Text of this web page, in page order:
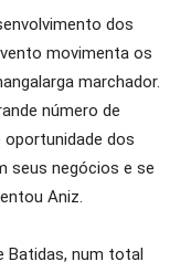
dos
movimenta os
marchador.
número de
oportunidade dos
seus negócios e se
Aniz.
Batidas, num total